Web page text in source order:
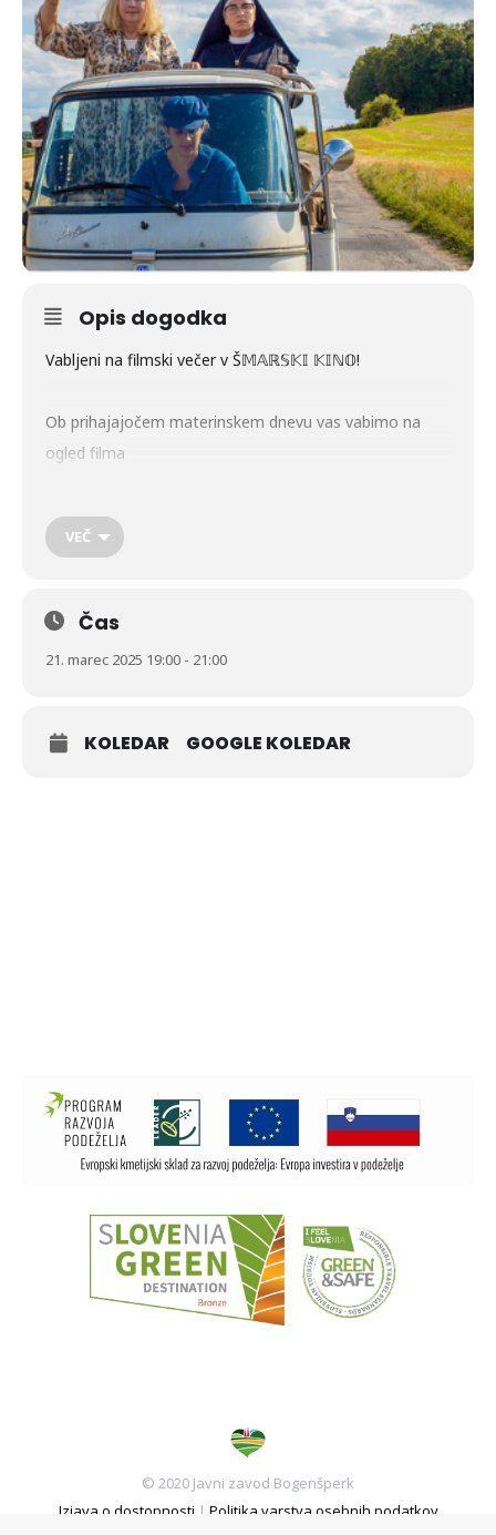
Opis dogodka
Vabljeni na filmski večer v Š𝕄𝔸ℝ𝕊𝕂𝕀 𝕂𝕀ℕ𝕆!
Ob prihajajočem materinskem dnevu vas vabimo na
ogled filma
𝐨𝐛 𝟏𝟗.𝟎𝟎 𝐯 𝐊𝐮𝐥𝐭𝐮𝐫𝐧𝐞𝐦 𝐝𝐨𝐦𝐮.
Pridružite se nam na prijetnem večeru smeha,
eno uro pred filmom v Kulturnem domu.
VEČ
Čas
21. marec 2025 19:00 - 21:00
KOLEDAR GOOGLE KOLEDAR
© 2020 Javni zavod Bogenšperk
Izjava o dostopnosti | Politika varstva osebnih podatkov